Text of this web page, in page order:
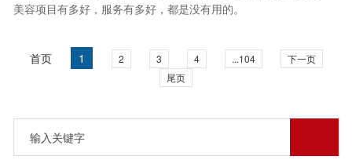
美容项目有多好，服务有多好，都是没有用的。
首页 1 2 3 4 ...104
下一页
尾页